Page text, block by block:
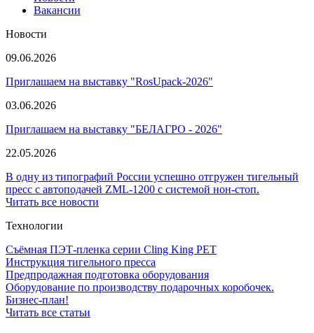
Вакансии
Новости
09.06.2026
Приглашаем на выставку "RosUpack-2026"
03.06.2026
Приглашаем на выставку "БЕЛАГРО - 2026"
22.05.2026
В одну из типографий России успешно отгружен тигельный
пресс с автоподачей ZML-1200 с системой нон-стоп.
Читать все новости
Технологии
Съёмная ПЭТ-пленка серии Cling King PET
Инструкция тигельного пресса
Предпродажная подготовка оборудования
Оборудование по производству подарочных коробочек.
Бизнес-план!
Читать все статьи